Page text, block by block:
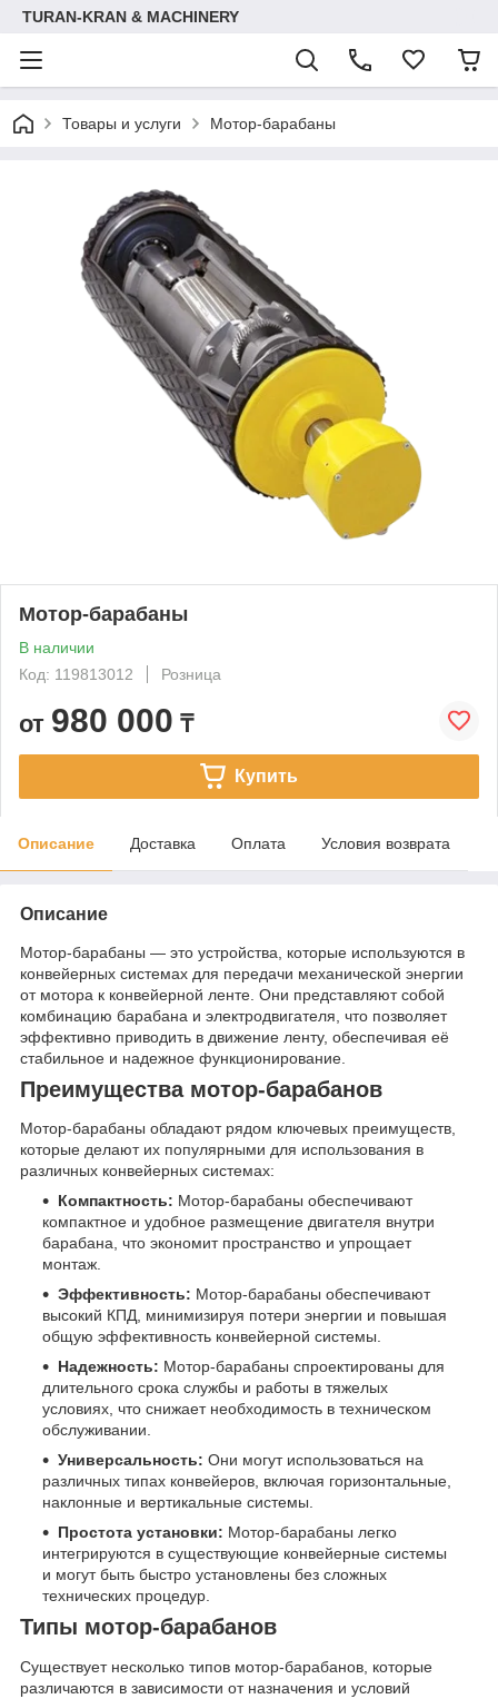
TURAN-KRAN & MACHINERY
Товары и услуги Мотор-барабаны
Мотор-барабаны
В наличии
Код: 119813012
Розница
от 980 000 ₸
Купить
Описание Доставка Оплата Условия возврата
Описание
Мотор-барабаны — это устройства, которые используются в
конвейерных системах для передачи механической энергии
от мотора к конвейерной ленте. Они представляют собой
комбинацию барабана и электродвигателя, что позволяет
эффективно приводить в движение ленту, обеспечивая её
стабильное и надежное функционирование.
Преимущества мотор-барабанов
Мотор-барабаны обладают рядом ключевых преимуществ,
которые делают их популярными для использования в
различных конвейерных системах:
Компактность: Мотор-барабаны обеспечивают
компактное и удобное размещение двигателя внутри
барабана, что экономит пространство и упрощает
монтаж.
Эффективность: Мотор-барабаны обеспечивают
высокий КПД, минимизируя потери энергии и повышая
общую эффективность конвейерной системы.
Надежность: Мотор-барабаны спроектированы для
длительного срока службы и работы в тяжелых
условиях, что снижает необходимость в техническом
обслуживании.
Универсальность: Они могут использоваться на
различных типах конвейеров, включая горизонтальные,
наклонные и вертикальные системы.
Простота установки: Мотор-барабаны легко
интегрируются в существующие конвейерные системы
и могут быть быстро установлены без сложных
технических процедур.
Типы мотор-барабанов
Существует несколько типов мотор-барабанов, которые
различаются в зависимости от назначения и условий